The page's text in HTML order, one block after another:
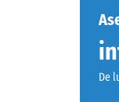
De